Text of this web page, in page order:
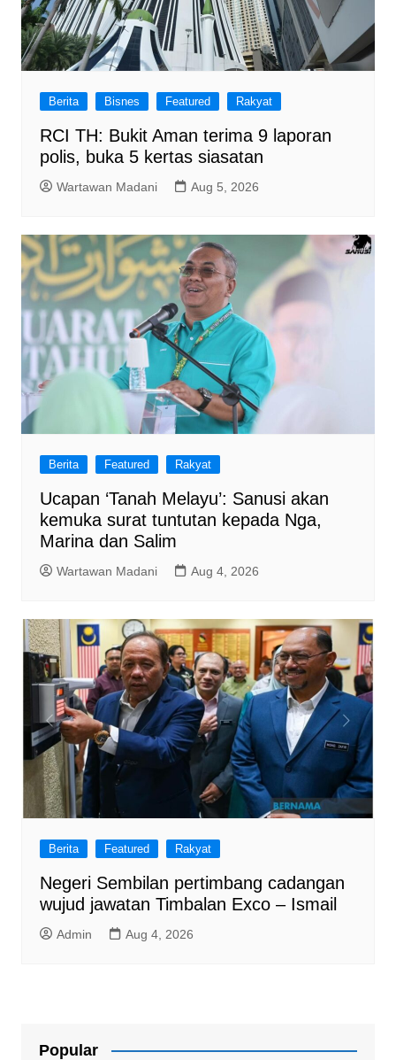
Berita Bisnes Featured Rakyat
RCI TH: Bukit Aman terima 9 laporan
polis, buka 5 kertas siasatan
Wartawan Madani Aug 5, 2026
Berita Featured Rakyat
Ucapan ‘Tanah Melayu’: Sanusi akan
kemuka surat tuntutan kepada Nga,
Marina dan Salim
Wartawan Madani Aug 4, 2026
Berita Featured Rakyat
Negeri Sembilan pertimbang cadangan
wujud jawatan Timbalan Exco – Ismail
Admin Aug 4, 2026
Popular